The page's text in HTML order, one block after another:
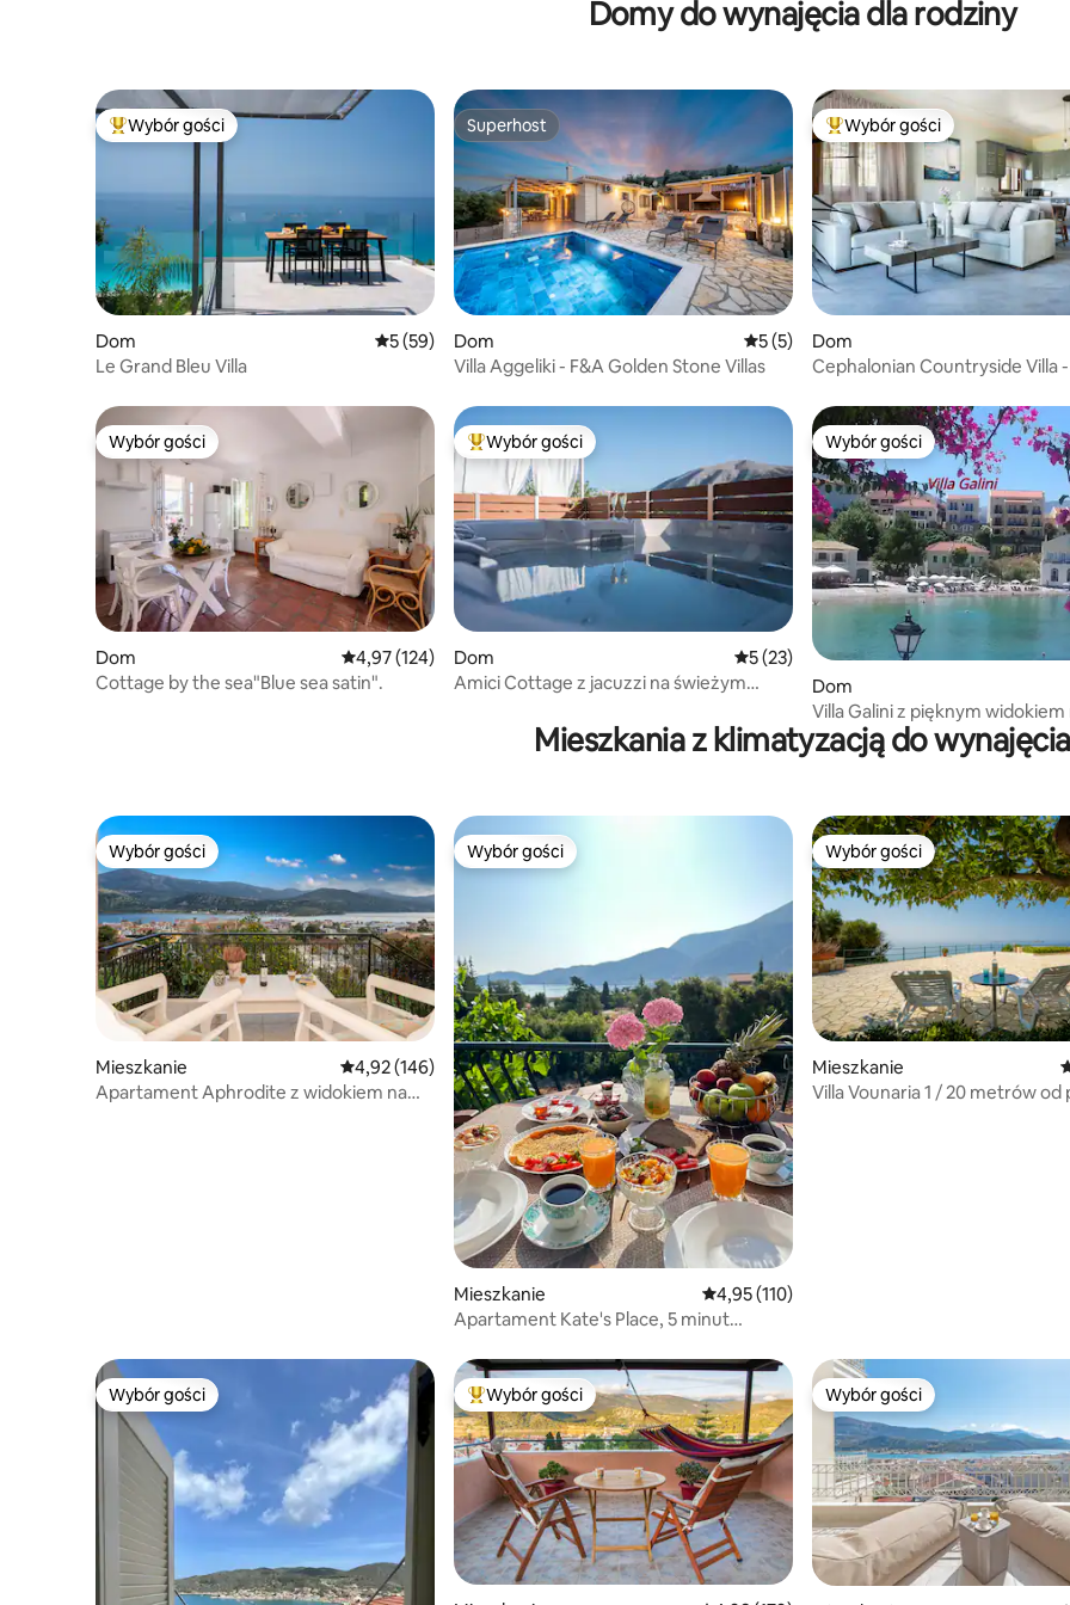
Domy do wynajęcia dla rodziny
Najpopularniejsze z kategorii Wybór gości
Wybór gości
Dom Średnia ocena: 5 na 5, liczba recenzji: 59
5 (59)
Le Grand Bleu Villa
Superhost
Superhost
Dom Średnia ocena: 5 na 5, liczba recenzji: 5
5 (5)
Villa Aggeliki - F&A Golden Stone Villas
Najpopularniejsze z kategorii
Wybór gości
Dom
Cephalonian Countryside Villa
Wybór gości
Wybór gości
Dom Średnia ocena: 4,97 na 5, liczba recenzji: 124
4,97 (124)
Cottage by the sea"Blue sea satin".
Najpopularniejsze z kategorii Wybór gości
Wybór gości
Dom Średnia ocena: 5 na 5, liczba recenzji: 23
5 (23)
Amici Cottage z jacuzzi na świeżym
Wybór gości
Wybór gości
Dom
Villa Galini z pięknym
Mieszkania z klimatyzacją do wynajęcia
Wybór gości
Wybór gości
Mieszkanie Średnia ocena: 4,92 na 5, liczba recenzji: 146
4,92 (146)
Apartament Aphrodite z widokiem na
Wybór gości
Wybór gości
Mieszkanie Średnia ocena: 4,95 na 5, liczba recenzji: 110
4,95 (110)
Apartament Kate's Place, 5 minut
Wybór gości
Wybór gości
Mieszkanie
Villa Vounaria 1 / 20 metrów od
Wybór gości
Wybór gości Najpopularniejsze z kategorii Wybór gości
Wybór gości Wybór gości
Wybór gości